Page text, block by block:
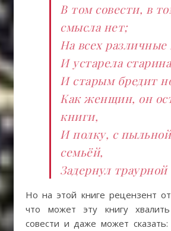
В том совести, в
смысла нет;
На всех различные
И устарела
И старым бредит
Как женщин, он
книги,
И полку, с
семьёй,
Задернул
Но на этой книге рецензент
что может эту книгу
совести и даже может